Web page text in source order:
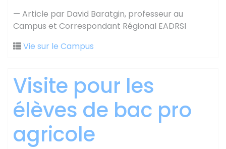
— Article par David Baratgin, professeur au
Campus et Correspondant Régional EADRSI
Vie sur le Campus
Visite pour les
élèves de bac pro
agricole